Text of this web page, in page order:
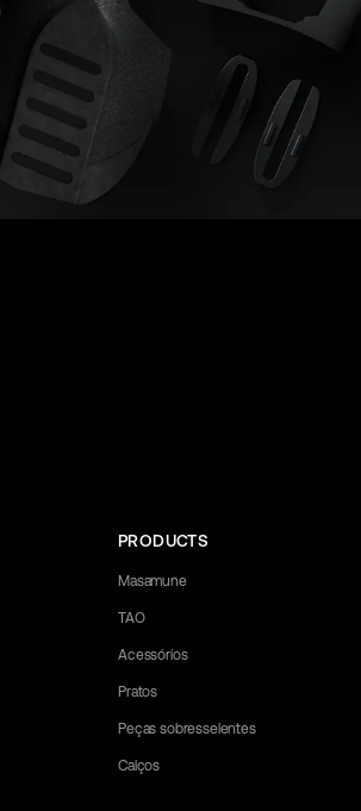
PRODUCTS
Masamune
TAO
Acessórios
Pratos
Peças sobresselentes
Calços
Let us know what you need, and we'll be